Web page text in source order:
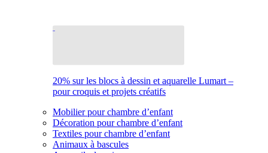
20% sur les blocs à dessin et aquarelle Lumart –
pour croquis et projets créatifs
Mobilier pour chambre d’enfant
Décoration pour chambre d’enfant
Textiles pour chambre d’enfant
Animaux à bascules